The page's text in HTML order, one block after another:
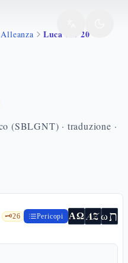
Luca 3 1 20
(SBLGNT) · traduzione ·
🗝️26 Pericopi ΑΩ AZωת